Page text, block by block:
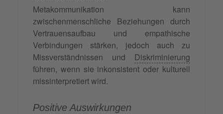
Metakommunikation kann
zwischenmenschliche Beziehungen durch
Vertrauensaufbau und empathische
Verbindungen stärken, jedoch auch zu
Missverständnissen und Diskriminierung
führen, wenn sie inkonsistent oder kulturell
missinterpretiert wird.
Positive Auswirkungen